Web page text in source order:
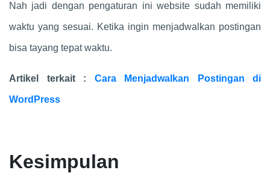
Nah jadi dengan pengaturan ini website sudah memiliki
waktu yang sesuai. Ketika ingin menjadwalkan postingan
bisa tayang tepat waktu.
Artikel terkait : Cara Menjadwalkan Postingan di
WordPress
Kesimpulan